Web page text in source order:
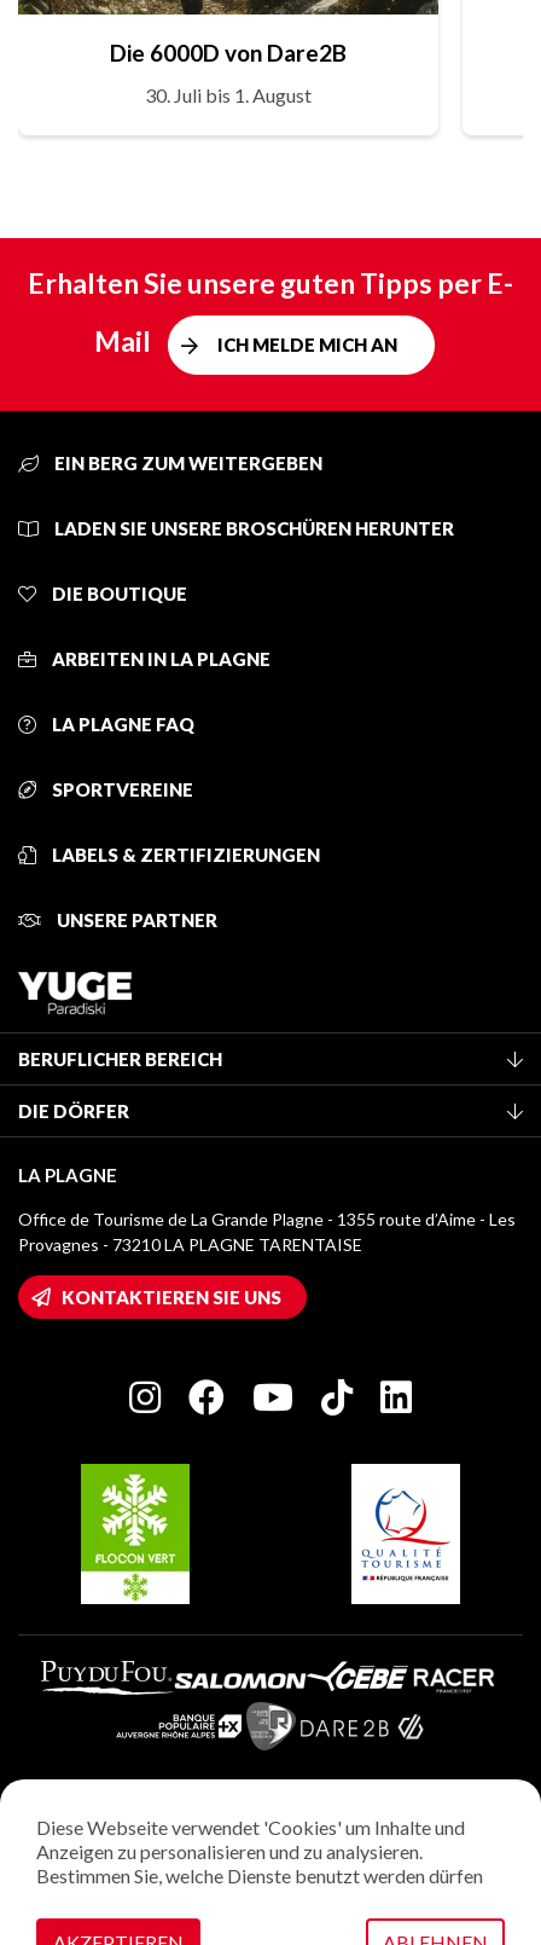
Die 6000D von Dare2B
30. Juli bis 1. August
Erhalten Sie unsere guten Tipps per E-
Mail
ICH MELDE MICH AN
EIN BERG ZUM WEITERGEBEN
LADEN SIE UNSERE BROSCHÜREN HERUNTER
DIE BOUTIQUE
ARBEITEN IN LA PLAGNE
LA PLAGNE FAQ
SPORTVEREINE
LABELS & ZERTIFIZIERUNGEN
UNSERE PARTNER
BERUFLICHER BEREICH
Mitglied des Fremdenverkehrsamtes werden
Klassifizierung von Möbeln
Kurtaxe
Mediathek
Logos La Plagne
Wifi-Zugang
Haus der Eigentümer
Charta der Engagierten Akteure
DIE DÖRFER
Montchavin - Les Coches
Champagny-en-Vanoise
Plagne 1800
Plagne Villages
Plagne Aime 2000
LA PLAGNE
Office de Tourisme de La Grande Plagne - 1355 route d’Aime - Les
Provagnes - 73210 LA PLAGNE TARENTAISE
KONTAKTIEREN SIE UNS
Rechtliche Hinweise
Datenschutzrichtlinie
Verwaltung von Cookies
Diese Webseite verwendet 'Cookies' um Inhalte und
Anzeigen zu personalisieren und zu analysieren.
Bestimmen Sie, welche Dienste benutzt werden dürfen